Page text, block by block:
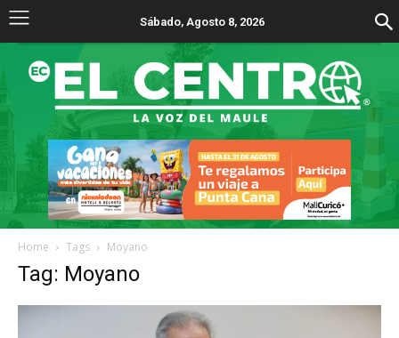
Sábado, Agosto 8, 2026
Home Tags Moyano
Tag: Moyano